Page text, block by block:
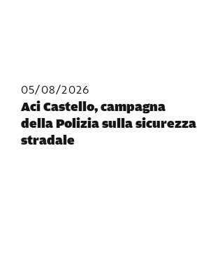
05/08/2026
Aci Castello, campagna
della Polizia sulla sicurezza
stradale